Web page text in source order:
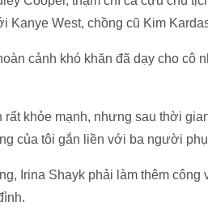
Kanye West, chồng cũ Kim
cảnh khó khăn đã dạy cho cô
rất khỏe mạnh, nhưng sau thời
của tôi gắn liền với ba người
Irina Shayk phải làm thêm